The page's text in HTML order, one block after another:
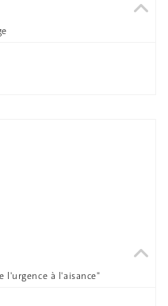
l'urgence à l'aisance"